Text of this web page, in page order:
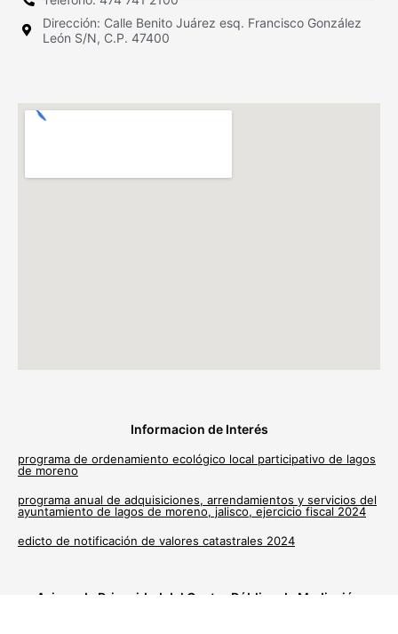
Dirección: Calle Benito Juárez esq. Francisco González
León S/N, C.P. 47400
Informacion de Interés
programa de ordenamiento ecológico local participativo de lagos
de moreno
programa anual de adquisiciones, arrendamientos y servicios del
ayuntamiento de lagos de moreno, jalisco, ejercicio fiscal 2024
edicto de notificación de valores catastrales 2024
Avisos de Privacidad del Centro Público de Mediación